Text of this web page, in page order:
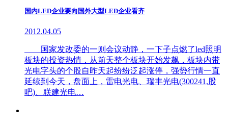
国内LED企业要向国外大型LED企业看齐
2012.04.05
国家发改委的一则会议动静，一下子点燃了led照明
板块的投资热情，从前天整个板块开始发飙，板块内带
光电字头的个股自昨天起纷纷泛起涨停，强势行情一直
延续到今天，盘面上，雷电光电、瑞丰光电(300241,股
吧)、联建光电…